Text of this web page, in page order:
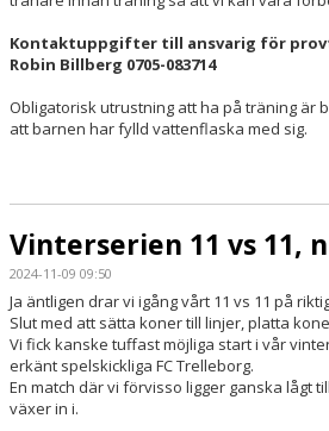
Kontaktuppgifter till ansvarig för
Robin Billberg 0705-083714
Obligatorisk utrustning att ha på träning är
att barnen har fylld vattenflaska med sig.
Vinterserien 11 vs 11,
2024-11-09 09:50
Ja äntligen drar vi igång vårt 11 vs 11 på
Slut med att sätta koner till linjer, platta
Vi fick kanske tuffast möjliga start i vår
erkänt spelskickliga FC Trelleborg.
En match där vi förvisso ligger ganska lågt
växer in i.